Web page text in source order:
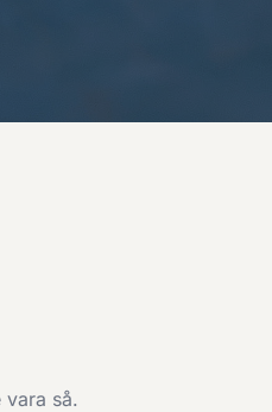
vara så.